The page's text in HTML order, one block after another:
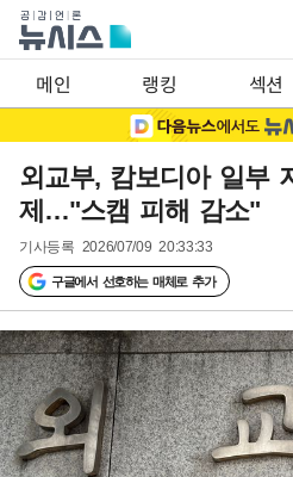
메인 랭킹 섹션
외교부, 캄보디아 일부
제…"스캠 피해 감소"
기사등록 2026/07/09 20:33:33
구글에서 선호하는 매체로 추가